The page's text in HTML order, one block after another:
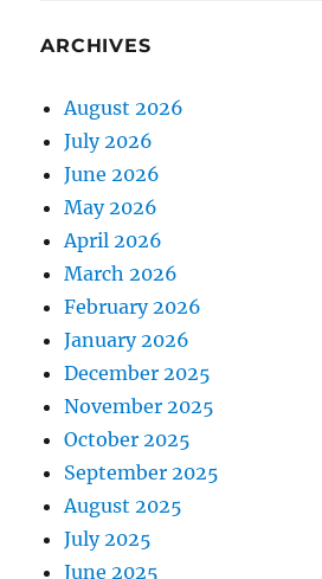
ARCHIVES
August 2026
July 2026
June 2026
May 2026
April 2026
March 2026
February 2026
January 2026
December 2025
November 2025
October 2025
September 2025
August 2025
July 2025
June 2025